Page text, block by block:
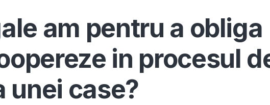
am pentru a obliga
in procesul
unei case?